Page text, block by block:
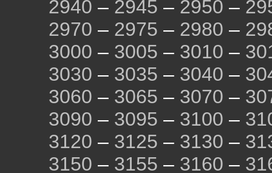
2940 – 2945 – 2950 –
2970 – 2975 – 2980 –
3000 – 3005 – 3010 –
3030 – 3035 – 3040 –
3060 – 3065 – 3070 –
3090 – 3095 – 3100 –
3120 – 3125 – 3130 –
3150 – 3155 – 3160 –